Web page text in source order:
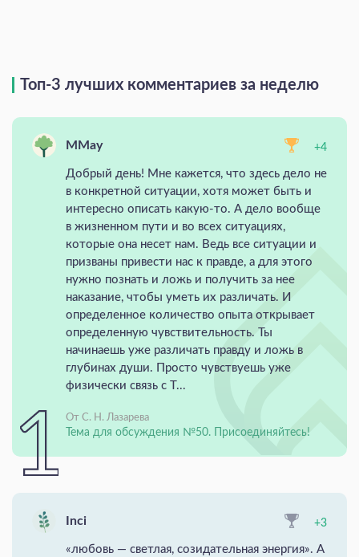
Топ-3 лучших комментариев за неделю
MMay +4
Добрый день! Мне кажется, что здесь дело не
в конкретной ситуации, хотя может быть и
интересно описать какую-то. А дело вообще
в жизненном пути и во всех ситуациях,
которые она несет нам. Ведь все ситуации и
призваны привести нас к правде, а для этого
нужно познать и ложь и получить за нее
наказание, чтобы уметь их различать. И
определенное количество опыта открывает
определенную чувствительность. Ты
начинаешь уже различать правду и ложь в
глубинах души. Просто чувствуешь уже
физически связь с Т...
От С. Н. Лазарева
Тема для обсуждения №50. Присоединяйтесь!
Inci +3
«любовь — светлая, созидательная энергия». А